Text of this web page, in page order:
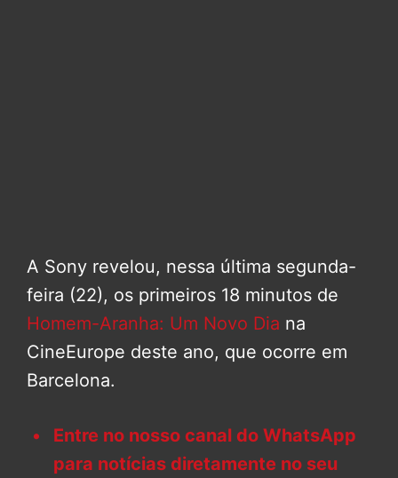
A Sony revelou, nessa última segunda-
feira (22), os primeiros 18 minutos de
Homem-Aranha: Um Novo Dia na
CineEurope deste ano, que ocorre em
Barcelona.
Entre no nosso canal do WhatsApp
para notícias diretamente no seu